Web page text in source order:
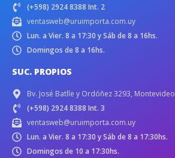
(+598) 2924 8388 Int. 2
ventasweb@uruimporta.com.uy
Lun. a Vier. 8 a 17:30 y Sáb de 8 a 16hs.
Domingos de 8 a 16hs.
SUC. PROPIOS
Bv. José Batlle y Ordóñez 3293, Montevideo
(+598) 2924 8388 Int. 3
ventasweb@uruimporta.com.uy
Lun. a Vier. 8 a 17:30 y Sáb de 8 a 17:30hs.
Domingos de 10 a 17:30hs.